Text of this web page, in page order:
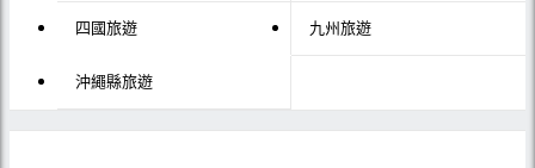
四國旅遊 九州旅遊
沖繩縣旅遊